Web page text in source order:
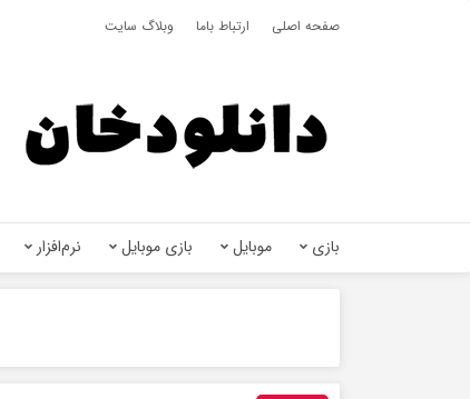
صفحه اصلی ارتباط باما وبلاگ سایت
بازی موبایل بازی موبایل نرم‌افزار